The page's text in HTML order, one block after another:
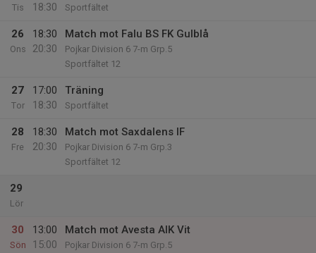
Tis
18:30
Sportfältet
26
Ons
18:30
20:30
Match mot Falu BS FK Gulblå
Pojkar Division 6 7-m Grp.5
Sportfältet 12
27
Tor
17:00
18:30
Träning
Sportfältet
28
Fre
18:30
20:30
Match mot Saxdalens IF
Pojkar Division 6 7-m Grp.3
Sportfältet 12
29
Lör
30
Sön
13:00
15:00
Match mot Avesta AIK Vit
Pojkar Division 6 7-m Grp.5